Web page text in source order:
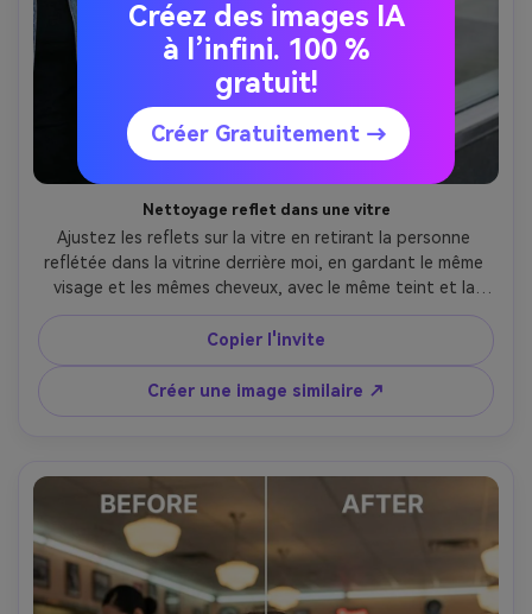
Nettoyage reflet dans une vitre
Ajustez les reflets sur la vitre en retirant la personne
reflétée dans la vitrine derrière moi, en gardant le même
visage et les mêmes cheveux, avec le même teint et la
même tenue. Préservez les reflets de la fenêtre, ceux de
la rue et la lumière originale pour que la vitre reste
réaliste., en conservant la texture de la peau naturelle --
ar 4:5
Copier l'invite
Créer une image similaire ↗
Créez des images IA
à l’infini. 100 %
gratuit!
Créer Gratuitement →